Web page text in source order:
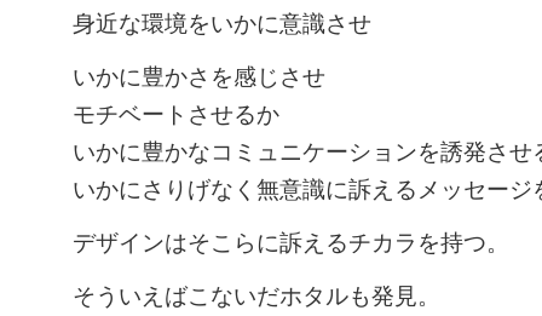
身近な環境をいかに意識させ
いかに豊かさを感じさせ
モチベートさせるか
いかに豊かなコミュニケーションを誘発させ
いかにさりげなく無意識に訴えるメッセージ
デザインはそこらに訴えるチカラを持つ。
そういえばこないだホタルも発見。